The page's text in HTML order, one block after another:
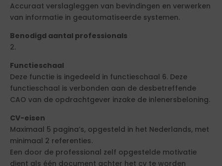
Accuraat verslagleggen van bevindingen en verwerken
van informatie in geautomatiseerde systemen.
Benodigd aantal professionals
2.
Functieschaal
Deze functie is ingedeeld in functieschaal 6. Deze
functieschaal is verbonden aan de desbetreffende
CAO van de opdrachtgever inzake de inlenersbeloning.
CV-eisen
Maximaal 5 pagina’s, opgesteld in het Nederlands, met
minimaal 2 referenties.
Een door de professional zelf opgestelde motivatie
dient als één document achter het cv te worden